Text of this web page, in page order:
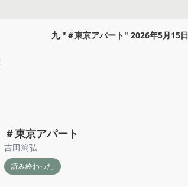
九" ＃東京アパート" 2026年5月15日
＃東京アパート
吉田篤弘
読み終わった